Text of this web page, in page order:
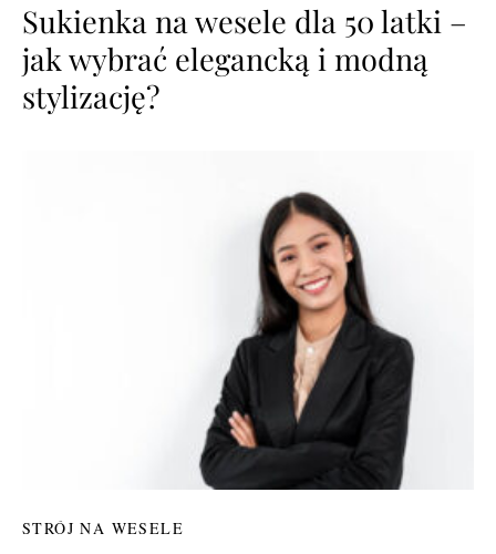
Sukienka na wesele dla 50 latki –
jak wybrać elegancką i modną
stylizację?
STRÓJ NA WESELE